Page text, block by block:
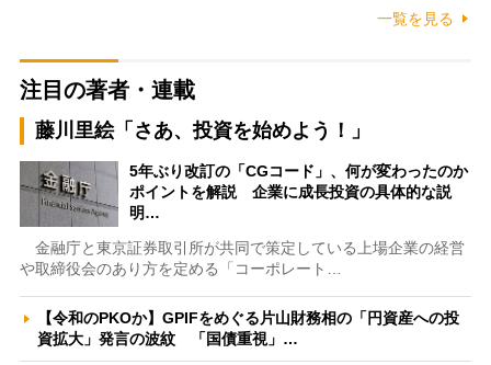
一覧を見る
注目の著者・連載
藤川里絵「さあ、投資を始めよう！」
5年ぶり改訂の「CGコード」、何が変わったのか
ポイントを解説 企業に成長投資の具体的な説
明…
金融庁と東京証券取引所が共同で策定している上場企業の経営
や取締役会のあり方を定める「コーポレート…
【令和のPKOか】GPIFをめぐる片山財務相の「円資産への投
資拡大」発言の波紋 「国債重視」…